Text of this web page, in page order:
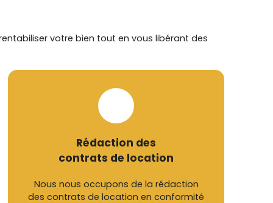
votre bien tout en vous libérant des
Rédaction des
contrats de location
Nous nous occupons de la rédaction
des contrats de location en conformité